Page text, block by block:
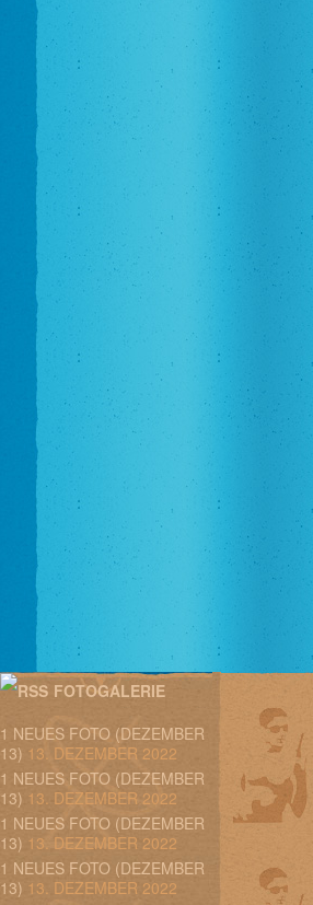
FOTOGALERIE
1 NEUES FOTO (DEZEMBER
13) 13. DEZEMBER 2022
1 NEUES FOTO (DEZEMBER
13) 13. DEZEMBER 2022
1 NEUES FOTO (DEZEMBER
13) 13. DEZEMBER 2022
1 NEUES FOTO (DEZEMBER
13) 13. DEZEMBER 2022